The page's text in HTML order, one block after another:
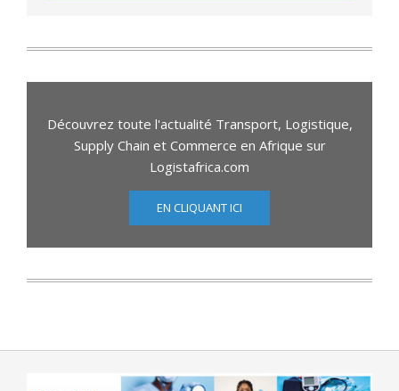
Découvrez toute l'actualité Transport, Logistique,
Supply Chain et Commerce en Afrique sur
Logistafrica.com
EN CLIQUANT ICI